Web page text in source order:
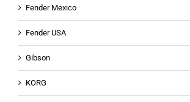
Fender Mexico
Fender USA
Gibson
KORG